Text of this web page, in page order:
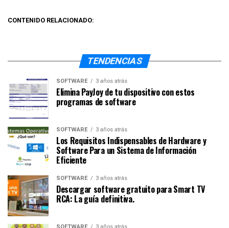
CONTENIDO RELACIONADO:
TENDENCIAS
SOFTWARE 3 años atrás
Elimina PayJoy de tu dispositivo con estos
programas de software
SOFTWARE 3 años atrás
Los Requisitos Indispensables de Hardware y
Software Para un Sistema de Información
Eficiente
SOFTWARE 3 años atrás
Descargar software gratuito para Smart TV
RCA: La guía definitiva.